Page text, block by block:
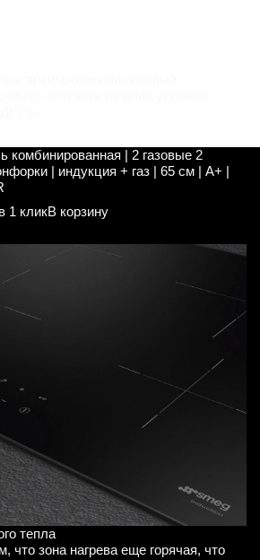
комбинированная | 2 газовые 2
| индукция + газ | 65 см | A+ |
1 кликВ корзину
тепла
что зона нагрева еще горячая, что